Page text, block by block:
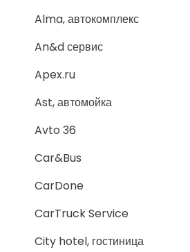
Alma, автокомплекс
An&d сервис
Apex.ru
Ast, автомойка
Avto 36
Car&Bus
CarDone
CarTruck Service
City hotel, гостиница